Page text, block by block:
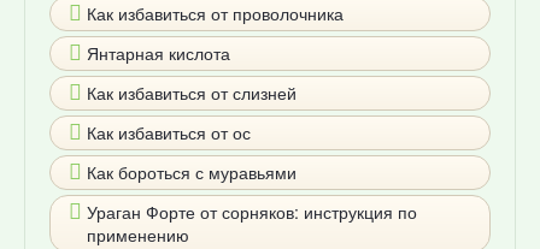
Как избавиться от проволочника
Янтарная кислота
Как избавиться от слизней
Как избавиться от ос
Как бороться с муравьями
Ураган Форте от сорняков: инструкция по
применению